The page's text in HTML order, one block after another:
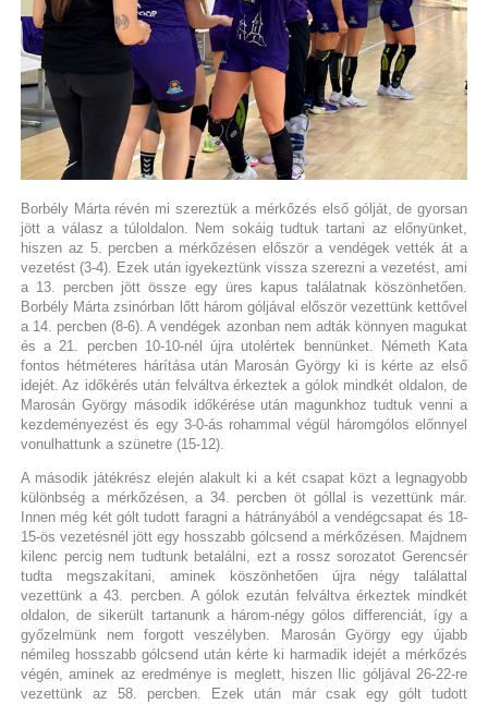
Borbély Márta révén mi szereztük a mérkőzés első gólját, de gyorsan
jött a válasz a túloldalon. Nem sokáig tudtuk tartani az előnyünket,
hiszen az 5. percben a mérkőzésen először a vendégek vették át a
vezetést (3-4). Ezek után igyekeztünk vissza szerezni a vezetést, ami
a 13. percben jött össze egy üres kapus találatnak köszönhetően.
Borbély Márta zsinórban lőtt három góljával először vezettünk kettővel
a 14. percben (8-6). A vendégek azonban nem adták könnyen magukat
és a 21. percben 10-10-nél újra utolértek bennünket. Németh Kata
fontos hétméteres hárítása után Marosán György ki is kérte az első
idejét. Az időkérés után felváltva érkeztek a gólok mindkét oldalon, de
Marosán György második időkérése után magunkhoz tudtuk venni a
kezdeményezést és egy 3-0-ás rohammal végül háromgólos előnnyel
vonulhattunk a szünetre (15-12).
A második játékrész elején alakult ki a két csapat közt a legnagyobb
különbség a mérkőzésen, a 34. percben öt góllal is vezettünk már.
Innen még két gólt tudott faragni a hátrányából a vendégcsapat és 18-
15-ös vezetésnél jött egy hosszabb gólcsend a mérkőzésen. Majdnem
kilenc percig nem tudtunk betalálni, ezt a rossz sorozatot Gerencsér
tudta megszakítani, aminek köszönhetően újra négy találattal
vezettünk a 43. percben. A gólok ezután felváltva érkeztek mindkét
oldalon, de sikerült tartanunk a három-négy gólos differenciát, így a
győzelmünk nem forgott veszélyben. Marosán György egy újabb
némileg hosszabb gólcsend után kérte ki harmadik idejét a mérkőzés
végén, aminek az eredménye is meglett, hiszen Ilic góljával 26-22-re
vezettünk az 58. percben. Ezek után már csak egy gólt tudott